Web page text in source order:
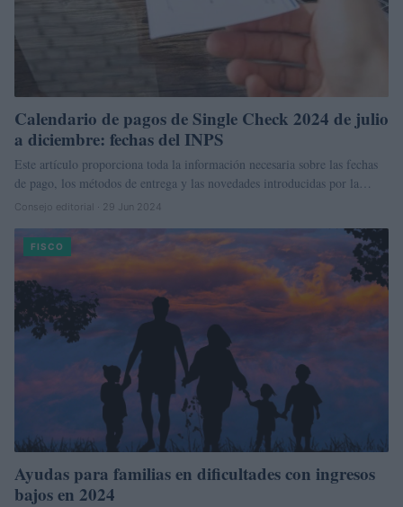
Calendario de pagos de Single Check 2024 de julio
a diciembre: fechas del INPS
Este artículo proporciona toda la información necesaria sobre las fechas
de pago, los métodos de entrega y las novedades introducidas por la…
Consejo editorial · 29 Jun 2024
FISCO
Ayudas para familias en dificultades con ingresos
bajos en 2024